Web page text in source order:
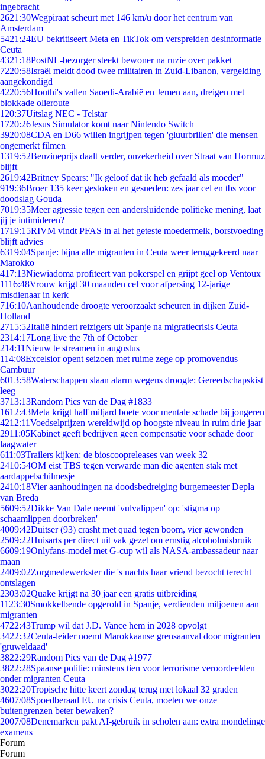
ingebracht
2621:30Wegpiraat scheurt met 146 km/u door het centrum van
Amsterdam
5421:24EU bekritiseert Meta en TikTok om verspreiden desinformatie
Ceuta
4321:18PostNL-bezorger steekt bewoner na ruzie over pakket
7220:58Israël meldt dood twee militairen in Zuid-Libanon, vergelding
aangekondigd
4220:56Houthi's vallen Saoedi-Arabië en Jemen aan, dreigen met
blokkade olieroute
1 20:37Uitslag NEC - Telstar
1720:26Jesus Simulator komt naar Nintendo Switch
3920:08CDA en D66 willen ingrijpen tegen 'gluurbrillen' die mensen
ongemerkt filmen
1319:52Benzineprijs daalt verder, onzekerheid over Straat van Hormuz
blijft
2619:42Britney Spears: "Ik geloof dat ik heb gefaald als moeder"
919:36Broer 135 keer gestoken en gesneden: zes jaar cel en tbs voor
doodslag Gouda
7019:35Meer agressie tegen een andersluidende politieke mening, laat
jij je intimideren?
1719:15RIVM vindt PFAS in al het geteste moedermelk, borstvoeding
blijft advies
6319:04Spanje: bijna alle migranten in Ceuta weer teruggekeerd naar
Marokko
417:13Niewiadoma profiteert van pokerspel en grijpt geel op Ventoux
1116:48Vrouw krijgt 30 maanden cel voor afpersing 12-jarige
misdienaar in kerk
716:10Aanhoudende droogte veroorzaakt scheuren in dijken Zuid-
Holland
2715:52Italië hindert reizigers uit Spanje na migratiecrisis Ceuta
2314:17Long live the 7th of October
214:11Nieuw te streamen in augustus
114:08Excelsior opent seizoen met ruime zege op promovendus
Cambuur
6013:58Waterschappen slaan alarm wegens droogte: Gereedschapskist
leeg
3713:13Random Pics van de Dag #1833
1612:43Meta krijgt half miljard boete voor mentale schade bij jongeren
4212:11Voedselprijzen wereldwijd op hoogste niveau in ruim drie jaar
2911:05Kabinet geeft bedrijven geen compensatie voor schade door
laagwater
611:03Trailers kijken: de bioscoopreleases van week 32
2410:54OM eist TBS tegen verwarde man die agenten stak met
aardappelschilmesje
2410:18Vier aanhoudingen na doodsbedreiging burgemeester Depla
van Breda
5609:52Dikke Van Dale neemt 'vulvalippen' op: 'stigma op
schaamlippen doorbreken'
4009:42Duitser (93) crasht met quad tegen boom, vier gewonden
2509:22Huisarts per direct uit vak gezet om ernstig alcoholmisbruik
6609:19Onlyfans-model met G-cup wil als NASA-ambassadeur naar
maan
2409:02Zorgmedewerkster die 's nachts haar vriend bezocht terecht
ontslagen
2303:02Quake krijgt na 30 jaar een gratis uitbreiding
11 23:30Smokkelbende opgerold in Spanje, verdienden miljoenen aan
migranten
4722:43Trump wil dat J.D. Vance hem in 2028 opvolgt
3422:32Ceuta-leider noemt Marokkaanse grensaanval door migranten
'gruweldaad'
3822:29Random Pics van de Dag #1977
3822:28Spaanse politie: minstens tien voor terrorisme veroordeelden
onder migranten Ceuta
3022:20Tropische hitte keert zondag terug met lokaal 32 graden
4607/08Spoedberaad EU na crisis Ceuta, moeten we onze
buitengrenzen beter bewaken?
2007/08Denemarken pakt AI-gebruik in scholen aan: extra mondelinge
examens
Forum
Forum